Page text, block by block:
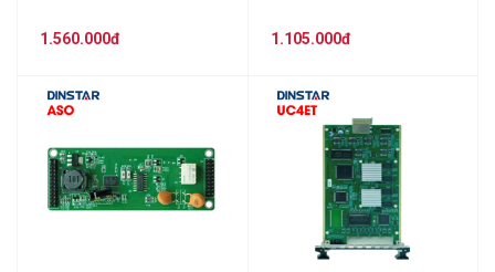
1.560.000đ 1.105.000đ